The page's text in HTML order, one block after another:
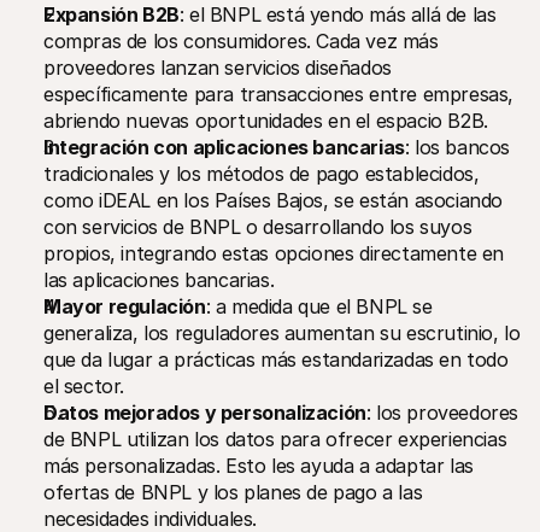
Expansión B2B: el BNPL está yendo más allá de las
compras de los consumidores. Cada vez más
proveedores lanzan servicios diseñados
específicamente para transacciones entre empresas,
abriendo nuevas oportunidades en el espacio B2B.
Integración con aplicaciones bancarias: los bancos
tradicionales y los métodos de pago establecidos,
como iDEAL en los Países Bajos, se están asociando
con servicios de BNPL o desarrollando los suyos
propios, integrando estas opciones directamente en
las aplicaciones bancarias.
Mayor regulación: a medida que el BNPL se
generaliza, los reguladores aumentan su escrutinio, lo
que da lugar a prácticas más estandarizadas en todo
el sector.
Datos mejorados y personalización: los proveedores
de BNPL utilizan los datos para ofrecer experiencias
más personalizadas. Esto les ayuda a adaptar las
ofertas de BNPL y los planes de pago a las
necesidades individuales.